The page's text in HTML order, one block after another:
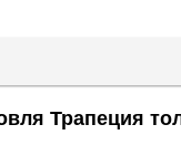
Трапеция